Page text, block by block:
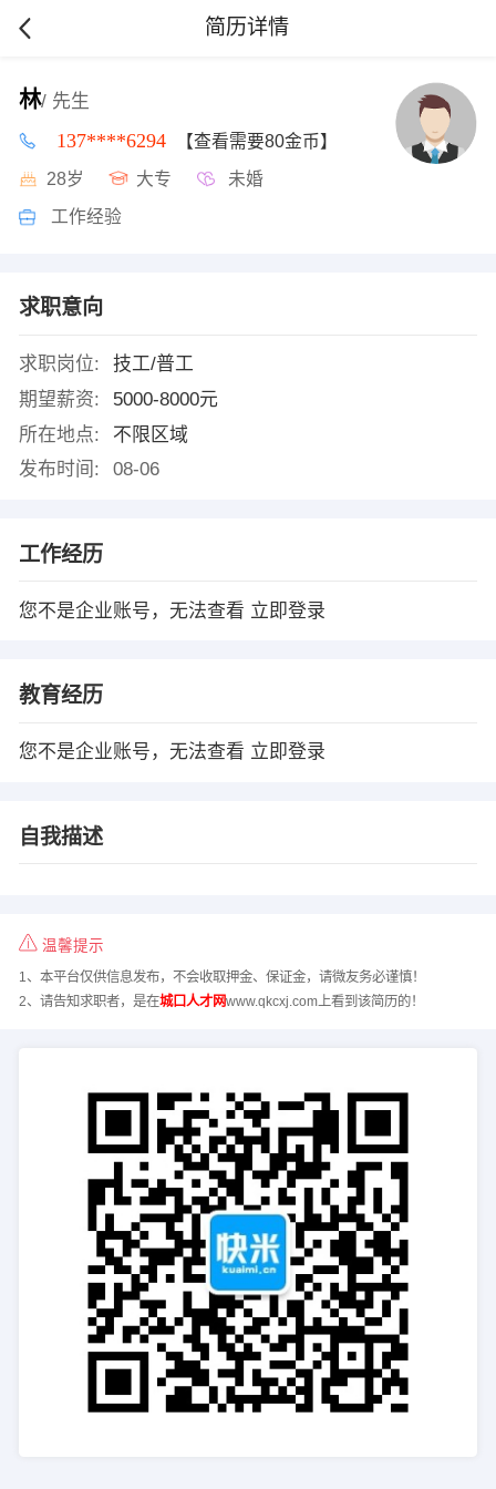
简历详情
林/ 先生
137****6294 【查看需要80金币】
28岁 大专 未婚
工作经验
求职意向
求职岗位:
技工/普工
期望薪资:
5000-8000元
所在地点:
不限区域
发布时间:
08-06
工作经历
您不是企业账号，无法查看 立即登录
教育经历
您不是企业账号，无法查看 立即登录
自我描述
温馨提示
1、本平台仅供信息发布，不会收取押金、保证金，请微友务必谨慎！
2、请告知求职者，是在城口人才网www.qkcxj.com上看到该简历的！